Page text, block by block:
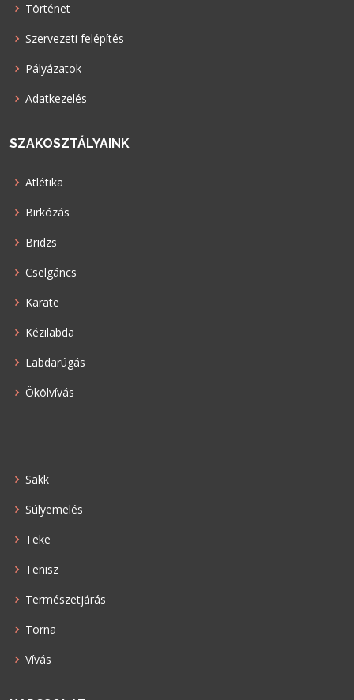
Történet
Szervezeti felépítés
Pályázatok
Adatkezelés
SZAKOSZTÁLYAINK
Atlétika
Birkózás
Bridzs
Cselgáncs
Karate
Kézilabda
Labdarúgás
Ökölvívás
Sakk
Súlyemelés
Teke
Tenisz
Természetjárás
Torna
Vívás